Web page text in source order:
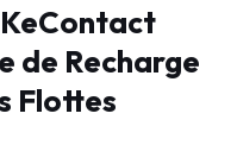
de Recharge
Flottes